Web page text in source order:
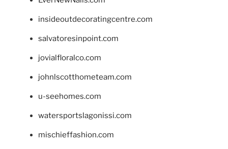
insideoutdecoratingcentre.com
salvatoresinpoint.com
jovialfloralco.com
johnlscotthometeam.com
u-seehomes.com
watersportslagonissi.com
mischieffashion.com